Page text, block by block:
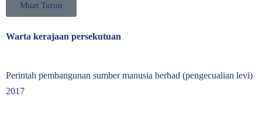
Muat Turun
Warta kerajaan persekutuan
Perintah pembangunan sumber manusia berhad (pengecualian levi)
2017